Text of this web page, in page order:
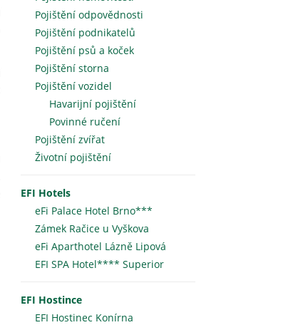
Pojištění odpovědnosti
Pojištění podnikatelů
Pojištění psů a koček
Pojištění storna
Pojištění vozidel
Havarijní pojištění
Povinné ručení
Pojištění zvířat
Životní pojištění
EFI Hotels
eFi Palace Hotel Brno***
Zámek Račice u Vyškova
eFi Aparthotel Lázně Lipová
EFI SPA Hotel**** Superior
EFI Hostince
EFI Hostinec Konírna